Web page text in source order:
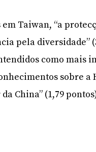
Taiwan, “a
pela diversidade”
como mais
sobre
China” (1,79